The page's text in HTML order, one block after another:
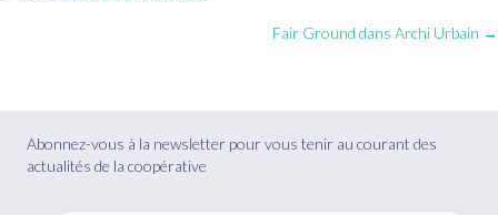
Fair Ground dans Archi Urbain →
Abonnez-vous à la newsletter pour vous tenir au courant des
actualités de la coopérative